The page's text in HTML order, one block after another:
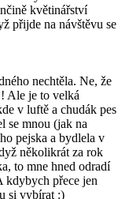
květinářství
přijde na návštěvu se
nechtěla. Ne, že
Ale je to velká
v luftě a chudák pes
se mnou (jak na
pejska a bydlela v
několikrát za rok
to mne hned odradí
kdybych přece jen
si vybírat :)